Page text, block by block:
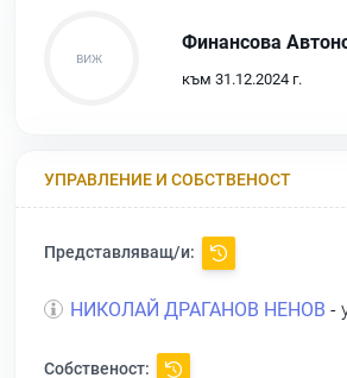
Финансова
към 31.12.2024 г.
УПРАВЛЕНИЕ И СОБСТВЕНОСТ
Представляващ/и:
НИКОЛАЙ ДРАГАНОВ НЕНОВ -
Собственост: